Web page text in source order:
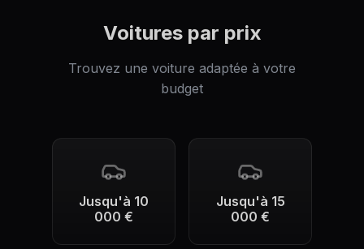
Voitures par prix
Trouvez une voiture adaptée à votre
budget
Jusqu'à 10
000 €
Jusqu'à 15
000 €